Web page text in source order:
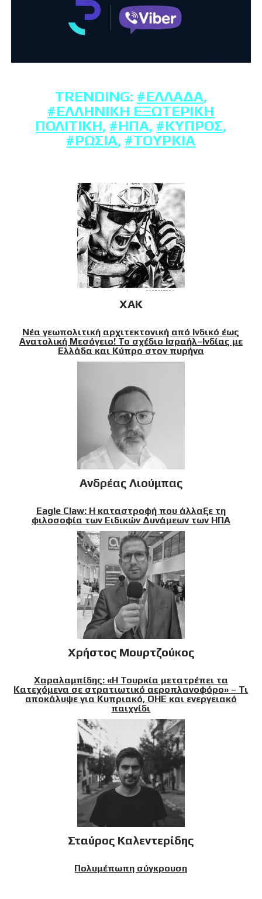
TRENDING: #ΕΛΛΆΔΑ,
#ΕΛΛΗΝΙΚΉ ΕΞΩΤΕΡΙΚΉ
ΠΟΛΙΤΙΚΉ, #ΗΠΑ, #ΚΎΠΡΟΣ,
#ΡΩΣΊΑ, #ΤΟΥΡΚΊΑ
XAK
Νέα γεωπολιτική αρχιτεκτονική από Ινδικό έως
Ανατολική Μεσόγειο! Το σχέδιο Ισραήλ–Ινδίας με
Ελλάδα και Κύπρο στον πυρήνα
Ανδρέας Λιούμπας
Eagle Claw: Η καταστροφή που άλλαξε τη
φιλοσοφία των Ειδικών Δυνάμεων των ΗΠΑ
Χρήστος Μουρτζούκος
Χαραλαμπίδης: «Η Τουρκία μετατρέπει τα
Κατεχόμενα σε στρατιωτικό αεροπλανοφόρο» – Τι
αποκάλυψε για Κυπριακό, ΟΗΕ και ενεργειακό
παιχνίδι
Σταύρος Καλεντερίδης
Πολυμέπωπη σύγκρουση